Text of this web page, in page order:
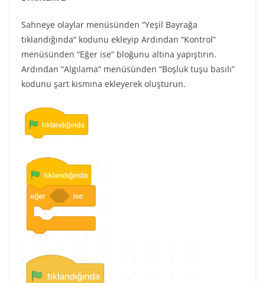
Sahneye olaylar menüsünden “Yeşil Bayrağa
tıklandığında” kodunu ekleyip Ardından “Kontrol”
menüsünden “Eğer ise” bloğunu altına yapıştırın.
Ardından “Algılama” menüsünden “Boşluk tuşu basılı”
kodunu şart kısmına ekleyerek oluşturun.